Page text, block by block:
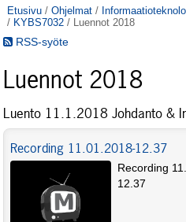
Etusivu / Ohjelmat /
/ KYBS7032 / Luennot 2018
RSS-syöte
Luennot 2018
Luento 11.1.2018 Johdanto &
Recording 11.01.2018-12.37
Recording
12.37